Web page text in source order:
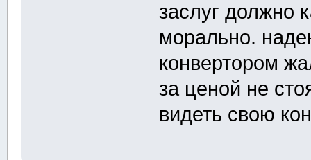
заслуг должно
морально.
конвертором
за ценой не
видеть свою